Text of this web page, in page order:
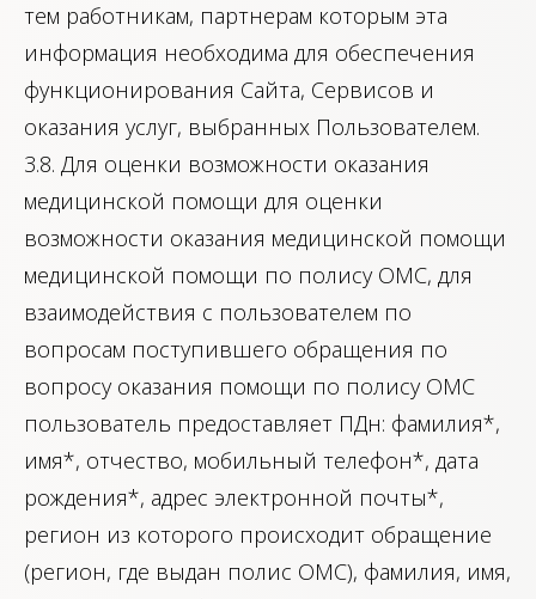
тем работникам, партнерам которым эта
информация необходима для обеспечения
функционирования Сайта, Сервисов и
оказания услуг, выбранных Пользователем.
3.8. Для оценки возможности оказания
медицинской помощи для оценки
возможности оказания медицинской помощи
медицинской помощи по полису ОМС, для
взаимодействия с пользователем по
вопросам поступившего обращения по
вопросу оказания помощи по полису ОМС
пользователь предоставляет ПДн: фамилия*,
имя*, отчество, мобильный телефон*, дата
рождения*, адрес электронной почты*,
регион из которого происходит обращение
(регион, где выдан полис ОМС), фамилия, имя,